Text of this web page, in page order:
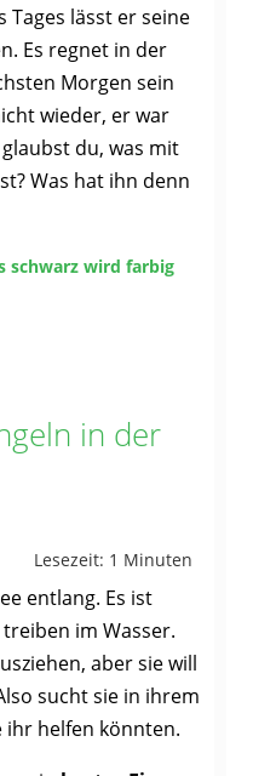
Tages lässt er seine
Es regnet in der
Morgen sein
wieder, er war
du, was mit
Was hat ihn denn
schwarz wird farbig
in der
Lesezeit: 1 Minuten
entlang. Es ist
treiben im Wasser.
aber sie will
sucht sie in ihrem
ihr helfen könnten.